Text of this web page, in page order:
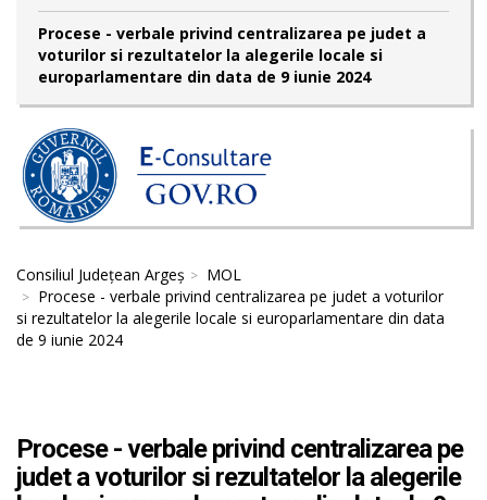
Procese - verbale privind centralizarea pe judet a
voturilor si rezultatelor la alegerile locale si
europarlamentare din data de 9 iunie 2024
Consiliul Județean Argeș
MOL
Procese - verbale privind centralizarea pe judet a voturilor
si rezultatelor la alegerile locale si europarlamentare din data
de 9 iunie 2024
Procese - verbale privind centralizarea pe
judet a voturilor si rezultatelor la alegerile